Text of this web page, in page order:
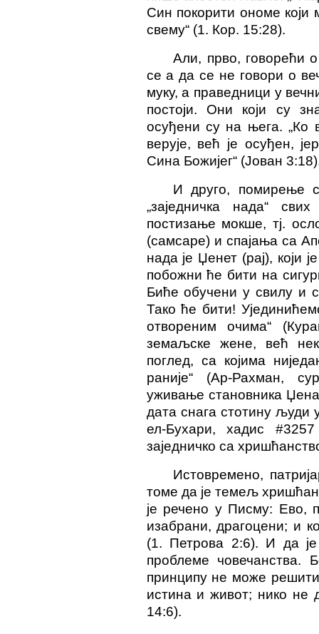
Син покорити ономе који
свему“ (1. Кор. 15:28).
Али, прво, говорећи
се а да се не говори о
муку, а праведници у
постоји. Они који су
осуђени су на њега. „Ко
верује, већ је осуђен,
Сина Божијег“ (Јован
И друго, помирење
„заједничка нада“
постизање мокше, тј.
(самсаре) и спајања са
нада је Џенет (рај), који
побожни ће бити на
Биће обучени у свилу и
Тако ће бити!
отвореним очима“
земаљске жене, већ
поглед, са којима
раније“ (Ар-Рахман,
уживање становника
дата снага стотину људи
ел-Бухари, хадис
заједничко са
Истовремено,
томе да је темељ
је речено у Писму: Ево,
изабрани, драгоцени; и
(1. Петрова 2:6). И да
проблеме човечанства.
принципу не може
истина и живот; нико не
14:6).